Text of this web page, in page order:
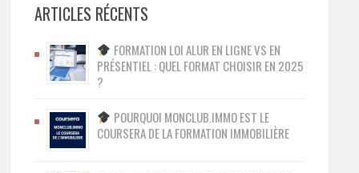
ARTICLES RÉCENTS
FORMATION LOI ALUR EN LIGNE VS EN
PRÉSENTIEL : QUEL FORMAT CHOISIR EN 2025
?
POURQUOI MONCLUB.IMMO EST LE
COURSERA DE LA FORMATION IMMOBILIÈRE